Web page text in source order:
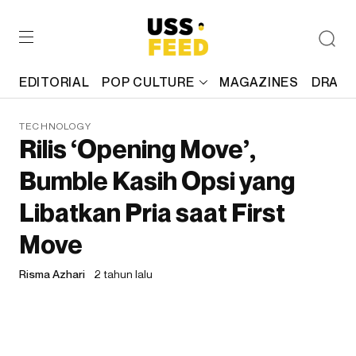
EDITORIAL POP CULTURE MAGAZINES
TECHNOLOGY
Rilis ‘Opening Move’,
Bumble Kasih Opsi yang
Libatkan Pria saat First
Move
Risma Azhari 2 tahun lalu